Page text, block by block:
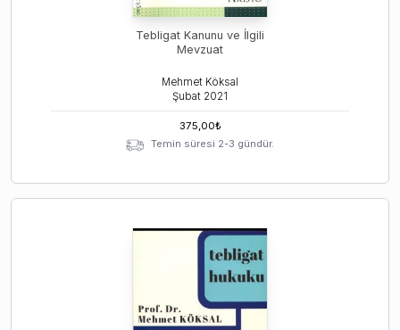
Tebligat Kanunu ve İlgili
Mevzuat
Mehmet Köksal
Şubat 2021
375,00₺
Temin süresi 2-3 gündür.